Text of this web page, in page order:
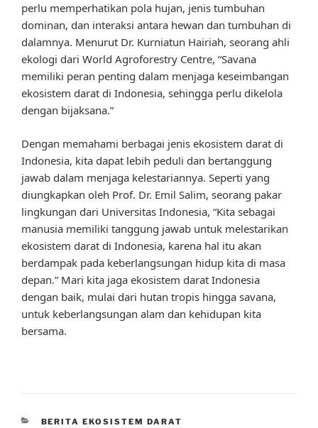
perlu memperhatikan pola hujan, jenis tumbuhan
dominan, dan interaksi antara hewan dan tumbuhan di
dalamnya. Menurut Dr. Kurniatun Hairiah, seorang ahli
ekologi dari World Agroforestry Centre, “Savana
memiliki peran penting dalam menjaga keseimbangan
ekosistem darat di Indonesia, sehingga perlu dikelola
dengan bijaksana.”
Dengan memahami berbagai jenis ekosistem darat di
Indonesia, kita dapat lebih peduli dan bertanggung
jawab dalam menjaga kelestariannya. Seperti yang
diungkapkan oleh Prof. Dr. Emil Salim, seorang pakar
lingkungan dari Universitas Indonesia, “Kita sebagai
manusia memiliki tanggung jawab untuk melestarikan
ekosistem darat di Indonesia, karena hal itu akan
berdampak pada keberlangsungan hidup kita di masa
depan.” Mari kita jaga ekosistem darat Indonesia
dengan baik, mulai dari hutan tropis hingga savana,
untuk keberlangsungan alam dan kehidupan kita
bersama.
CATEGORIES
BERITA EKOSISTEM DARAT